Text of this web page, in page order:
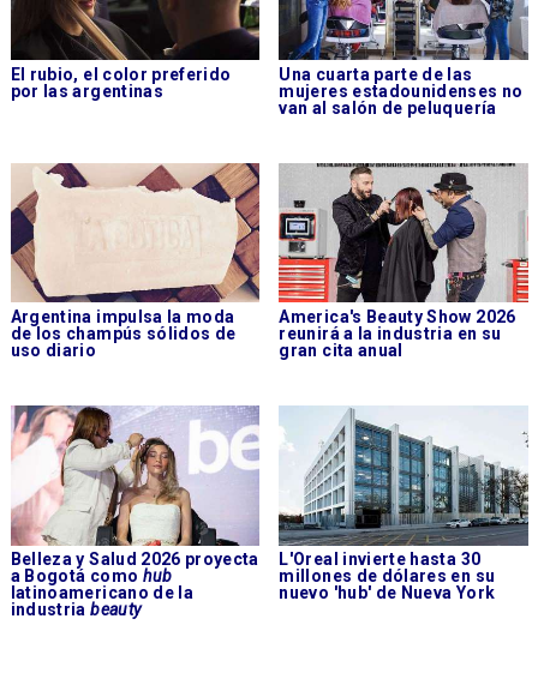
El rubio, el color preferido
por las argentinas
Una cuarta parte de las
mujeres estadounidenses no
van al salón de peluquería
Argentina impulsa la moda
de los champús sólidos de
uso diario
America's Beauty Show 2026
reunirá a la industria en su
gran cita anual
Belleza y Salud 2026 proyecta
a Bogotá como hub
latinoamericano de la
industria beauty
L'Oreal invierte hasta 30
millones de dólares en su
nuevo 'hub' de Nueva York